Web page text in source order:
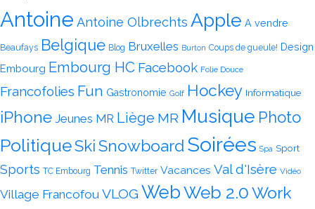
Antoine Antoine Olbrechts Apple A vendre
Beaufays Belgique Blog Bruxelles Burton Coups de gueule! Design
Embourg Embourg HC Facebook Folie Douce
Francofolies Fun Gastronomie Golf Hockey Informatique
iPhone Jeunes MR Liège MR Musique Photo
PolitiqueSkiSnowboard Soirées Spa Sport
Sports TC Embourg Tennis Twitter Vacances Val d'Isère Vidéo
Village Francofou VLOG WebWeb 2.0Work